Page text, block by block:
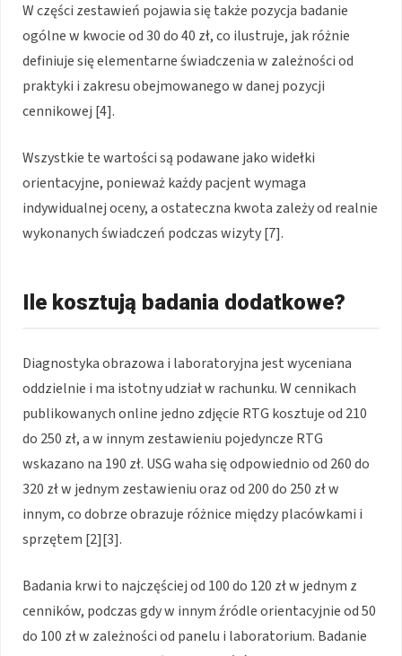
W części zestawień pojawia się także pozycja badanie
ogólne w kwocie od 30 do 40 zł, co ilustruje, jak różnie
definiuje się elementarne świadczenia w zależności od
praktyki i zakresu obejmowanego w danej pozycji
cennikowej [4].
Wszystkie te wartości są podawane jako widełki
orientacyjne, ponieważ każdy pacjent wymaga
indywidualnej oceny, a ostateczna kwota zależy od realnie
wykonanych świadczeń podczas wizyty [7].
Ile kosztują badania dodatkowe?
Diagnostyka obrazowa i laboratoryjna jest wyceniana
oddzielnie i ma istotny udział w rachunku. W cennikach
publikowanych online jedno zdjęcie RTG kosztuje od 210
do 250 zł, a w innym zestawieniu pojedyncze RTG
wskazano na 190 zł. USG waha się odpowiednio od 260 do
320 zł w jednym zestawieniu oraz od 200 do 250 zł w
innym, co dobrze obrazuje różnice między placówkami i
sprzętem [2][3].
Badania krwi to najczęściej od 100 do 120 zł w jednym z
cenników, podczas gdy w innym źródle orientacyjnie od 50
do 100 zł w zależności od panelu i laboratorium. Badanie